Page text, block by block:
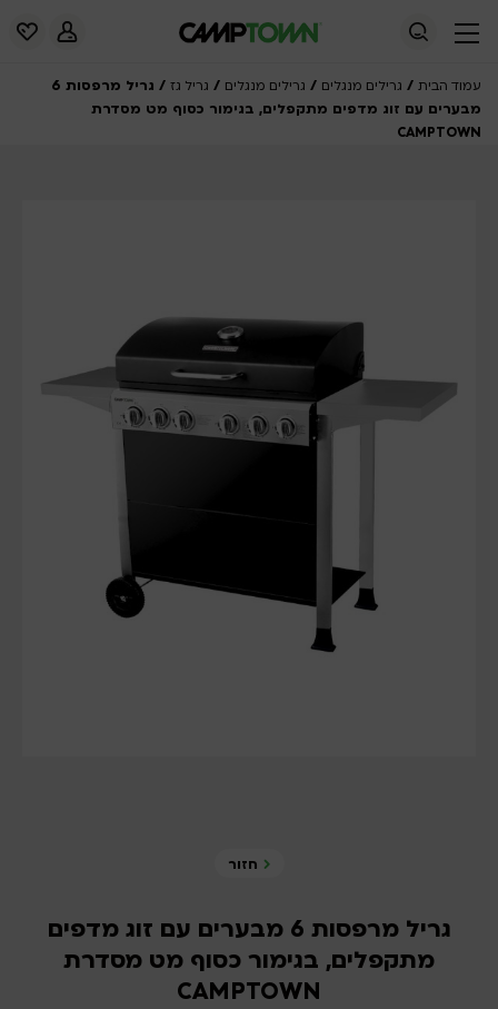
עמוד הבית / גרילים מנגלים / גרילים מנגלים / גריל גז
/ גריל מרפסות 6
מבערים עם זוג מדפים מתקפלים, בגימור כסוף מט מסדרת
CAMPTOWN
חזור
גריל מרפסות 6 מבערים עם זוג מדפים
מתקפלים, בגימור כסוף מט מסדרת
CAMPTOWN